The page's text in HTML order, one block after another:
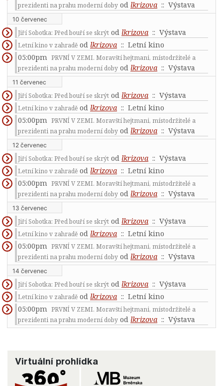
prezidenti na prahu moderní doby od lkrizova :: Výstava
10 červenec
Jiří Sobotka: Před bouří se skrýt od lkrizova :: Výstava
Letní kino v zahradě od lkrizova :: Letní kino
05:00pm PRVNÍ V ZEMI. Moravští hejtmani, místodržitelé a
prezidenti na prahu moderní doby od lkrizova :: Výstava
11 červenec
Jiří Sobotka: Před bouří se skrýt od lkrizova :: Výstava
Letní kino v zahradě od lkrizova :: Letní kino
05:00pm PRVNÍ V ZEMI. Moravští hejtmani, místodržitelé a
prezidenti na prahu moderní doby od lkrizova :: Výstava
12 červenec
Jiří Sobotka: Před bouří se skrýt od lkrizova :: Výstava
Letní kino v zahradě od lkrizova :: Letní kino
05:00pm PRVNÍ V ZEMI. Moravští hejtmani, místodržitelé a
prezidenti na prahu moderní doby od lkrizova :: Výstava
13 červenec
Jiří Sobotka: Před bouří se skrýt od lkrizova :: Výstava
Letní kino v zahradě od lkrizova :: Letní kino
05:00pm PRVNÍ V ZEMI. Moravští hejtmani, místodržitelé a
prezidenti na prahu moderní doby od lkrizova :: Výstava
14 červenec
Jiří Sobotka: Před bouří se skrýt od lkrizova :: Výstava
Letní kino v zahradě od lkrizova :: Letní kino
05:00pm PRVNÍ V ZEMI. Moravští hejtmani, místodržitelé a
prezidenti na prahu moderní doby od lkrizova :: Výstava
Virtuální prohlídka